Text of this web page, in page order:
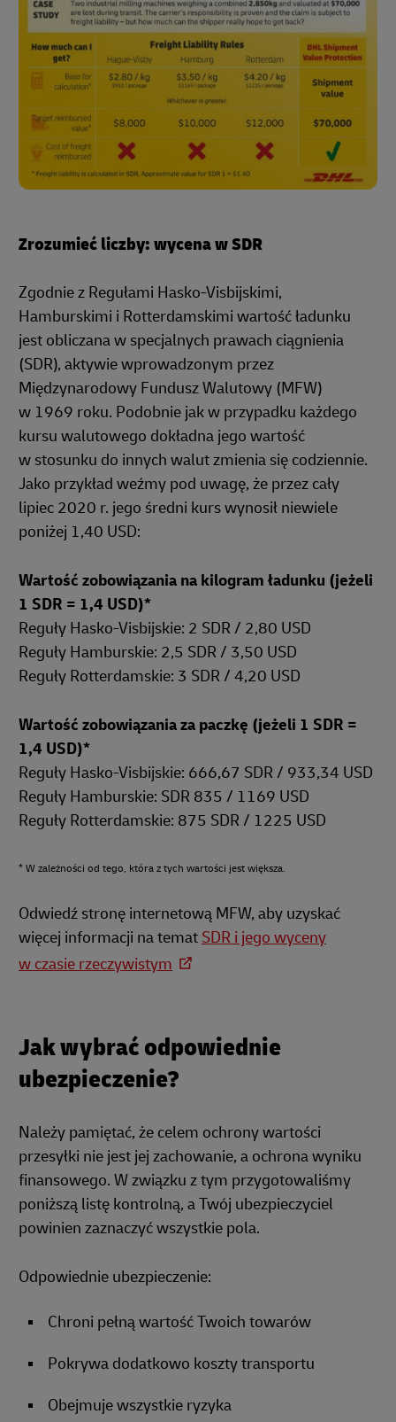
Zrozumieć liczby: wycena w SDR
Zgodnie z Regułami Hasko-Visbijskimi,
Hamburskimi i Rotterdamskimi wartość ładunku
jest obliczana w specjalnych prawach ciągnienia
(SDR), aktywie wprowadzonym przez
Międzynarodowy Fundusz Walutowy (MFW)
w 1969 roku. Podobnie jak w przypadku każdego
kursu walutowego dokładna jego wartość
w stosunku do innych walut zmienia się codziennie.
Jako przykład weźmy pod uwagę, że przez cały
lipiec 2020 r. jego średni kurs wynosił niewiele
poniżej 1,40 USD:
Wartość zobowiązania na kilogram ładunku (jeżeli
1 SDR = 1,4 USD)*
Reguły Hasko-Visbijskie: 2 SDR / 2,80 USD
Reguły Hamburskie: 2,5 SDR / 3,50 USD
Reguły Rotterdamskie: 3 SDR / 4,20 USD
Wartość zobowiązania za paczkę (jeżeli 1 SDR =
1,4 USD)*
Reguły Hasko-Visbijskie: 666,67 SDR / 933,34 USD
Reguły Hamburskie: SDR 835 / 1169 USD
Reguły Rotterdamskie: 875 SDR / 1225 USD
* W zależności od tego, która z tych wartości jest większa.
Odwiedź stronę internetową MFW, aby uzyskać
więcej informacji na temat SDR i jego wyceny
w czasie rzeczywistym
Jak wybrać odpowiednie
ubezpieczenie?
Należy pamiętać, że celem ochrony wartości
przesyłki nie jest jej zachowanie, a ochrona wyniku
finansowego. W związku z tym przygotowaliśmy
poniższą listę kontrolną, a Twój ubezpieczyciel
powinien zaznaczyć wszystkie pola.
Odpowiednie ubezpieczenie:
Chroni pełną wartość Twoich towarów
Pokrywa dodatkowo koszty transportu
Obejmuje wszystkie ryzyka